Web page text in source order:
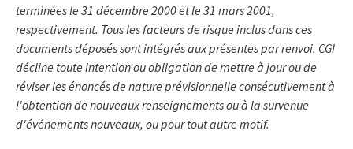
terminées le 31 décembre 2000 et le 31 mars 2001,
respectivement. Tous les facteurs de risque inclus dans ces
documents déposés sont intégrés aux présentes par renvoi. CGI
décline toute intention ou obligation de mettre à jour ou de
réviser les énoncés de nature prévisionnelle consécutivement à
l'obtention de nouveaux renseignements ou à la survenue
d'événements nouveaux, ou pour tout autre motif.